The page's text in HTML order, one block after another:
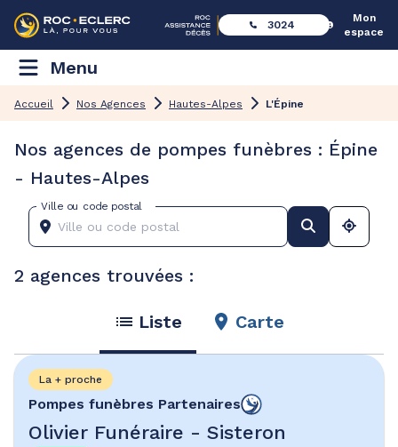
3024
Mon
espace
Menu
Accueil Nos Agences Hautes-Alpes L'Épine
Nos agences de pompes funèbres : Épine
- Hautes-Alpes
Ville ou code postal
2 agences trouvées :
Liste Carte
Pompes funèbres Partenaires
Olivier Funéraire - Sisteron
La + proche